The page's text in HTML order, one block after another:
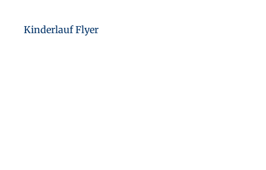
Kinderlauf Flyer